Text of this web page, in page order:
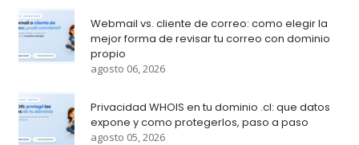
Webmail vs. cliente de correo: como elegir la
mejor forma de revisar tu correo con dominio
propio
agosto 06, 2026
Privacidad WHOIS en tu dominio .cl: que datos
expone y como protegerlos, paso a paso
agosto 05, 2026